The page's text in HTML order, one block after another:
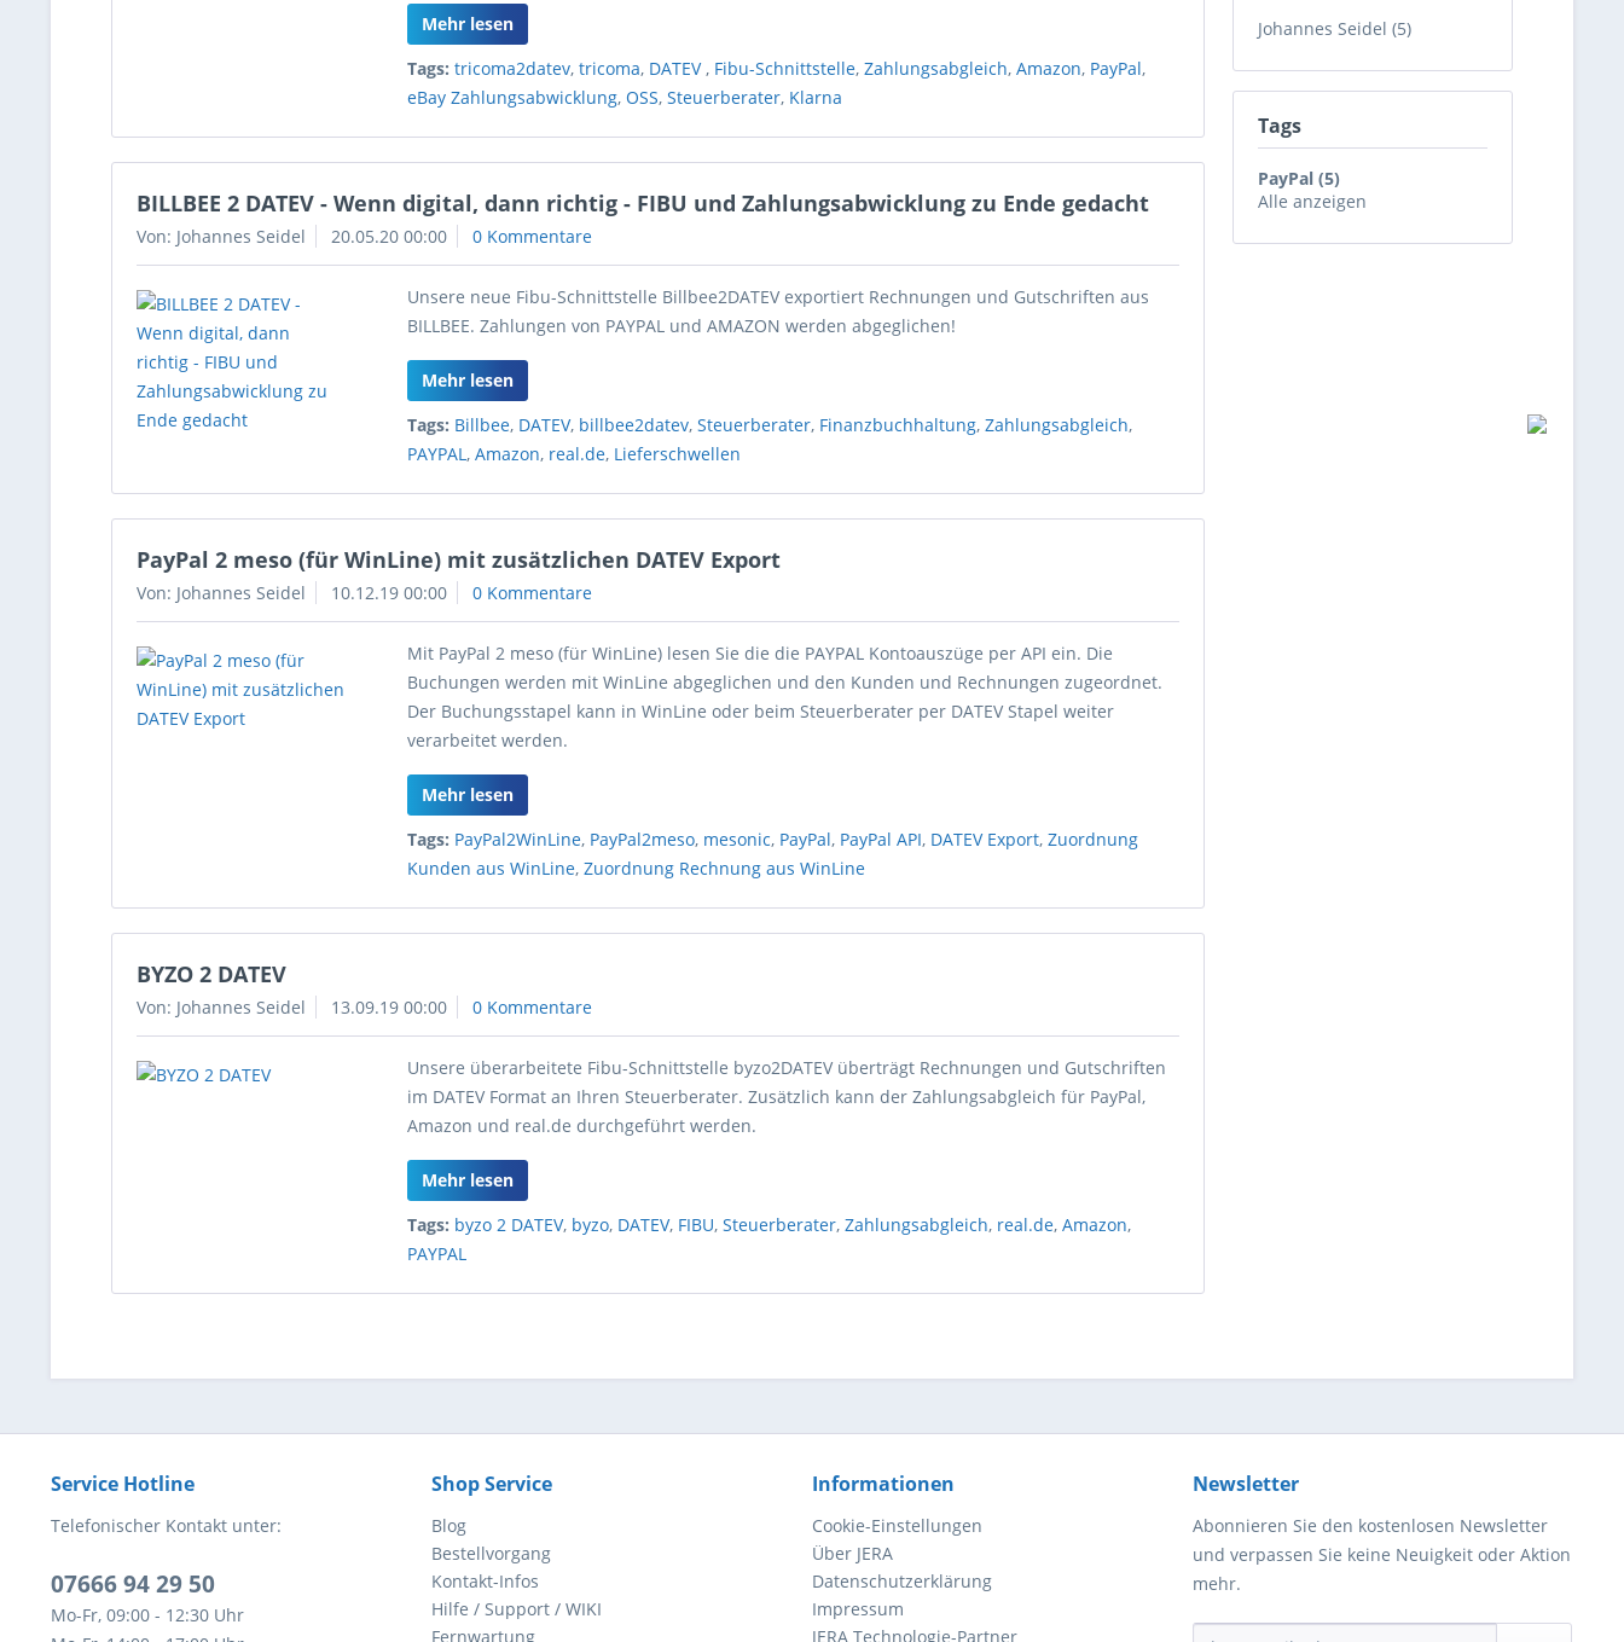
Johannes Seidel (5)
Tags
PayPal (5)
Alle anzeigen
Mehr lesen
Tags: tricoma2datev,tricoma, DATEV, Fibu-Schnittstelle,Zahlungsabgleich,Amazon, PayPal,
eBay Zahlungsabwicklung,OSS,Steuerberater, Klarna
BILLBEE 2 DATEV - Wenn digital, dann richtig - FIBU und Zahlungsabwicklung zu Ende gedacht
Von: Johannes Seidel 20.05.20 00:00 0 Kommentare
Unsere neue Fibu-Schnittstelle Billbee2DATEV exportiert Rechnungen und Gutschriften aus
BILLBEE. Zahlungen von PAYPAL und AMAZON werden abgeglichen!
Mehr lesen
Tags: Billbee, DATEV, billbee2datev,Steuerberater, Finanzbuchhaltung,Zahlungsabgleich,
PAYPAL,Amazon, real.de, Lieferschwellen
PayPal 2 meso (für WinLine) mit zusätzlichen DATEV Export
Von: Johannes Seidel 10.12.19 00:00 0 Kommentare
Mit PayPal 2 meso (für WinLine) lesen Sie die die PAYPAL Kontoauszüge per API ein. Die
Buchungen werden mit WinLine abgeglichen und den Kunden und Rechnungen zugeordnet.
Der Buchungsstapel kann in WinLine oder beim Steuerberater per DATEV Stapel weiter
verarbeitet werden.
Mehr lesen
Tags: PayPal2WinLine, PayPal2meso, mesonic, PayPal, PayPal API, DATEV Export,Zuordnung
Kunden aus WinLine,Zuordnung Rechnung aus WinLine
BYZO 2 DATEV
Von: Johannes Seidel 13.09.19 00:00 0 Kommentare
Unsere überarbeitete Fibu-Schnittstelle byzo2DATEV überträgt Rechnungen und Gutschriften
im DATEV Format an Ihren Steuerberater. Zusätzlich kann der Zahlungsabgleich für PayPal,
Amazon und real.de durchgeführt werden.
Mehr lesen
Tags: byzo 2 DATEV, byzo, DATEV, FIBU,Steuerberater,Zahlungsabgleich, real.de,Amazon,
PAYPAL
Service Hotline
Telefonischer Kontakt unter:
07666 94 29 50
Mo-Fr, 09:00 - 12:30 Uhr
Shop Service
Blog
Bestellvorgang
Kontakt-Infos
Hilfe / Support / WIKI
Fernwartung
Informationen
Cookie-Einstellungen
Über JERA
Datenschutzerklärung
Impressum
JERA Technologie-Partner
Newsletter
Abonnieren Sie den kostenlosen Newsletter
und verpassen Sie keine Neuigkeit oder Aktion
mehr.